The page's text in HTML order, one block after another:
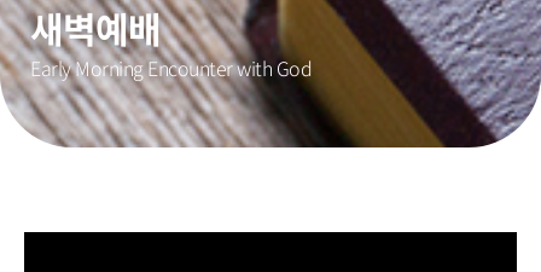
새벽예배
Early Morning Encounter with God